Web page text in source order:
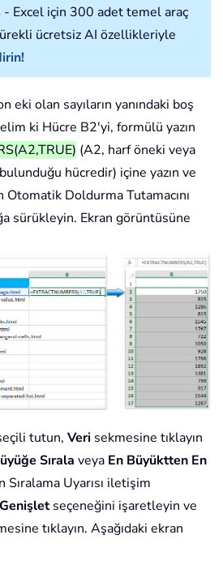
- Excel için 300 adet temel araç
ücretsiz AI özellikleriyle
eki olan sayıların yanındaki boş
ki Hücre B2'yi, formülü yazın
(A2, harf öneki veya
hücredir) içine yazın ve
Otomatik Doldurma Tutamacını
sürükleyin. Ekran görüntüsüne
tutun, Veri sekmesine tıklayın
Sırala veya En Büyüktten En
Sıralama Uyarısı iletişim
seçeneğini işaretleyin ve
tıklayın. Aşağıdaki ekran